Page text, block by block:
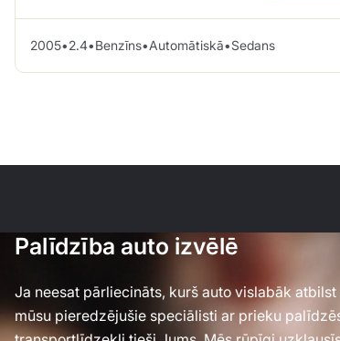
2005•2.4•Benzīns•Automātiskā•Sedans
Palīdzība auto izvēlē
Ja neesat pārliecināts, kurš auto vislabāk
mūsu pieredzējušie speciālisti ar prieku